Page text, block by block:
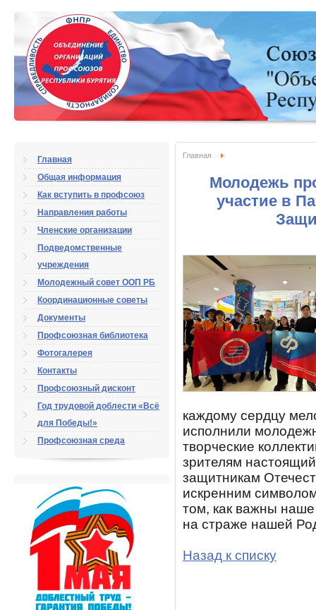
Главная
Общая информация
Как вступить в профсоюз
Направления работы
Членские организации
Подведомственные
учреждения
Молодежный совет ООП РБ
Координационные советы
Документы
Профсоюзная библиотека
Фотогалерея
Контакты
Профсоюзный дисконт
Год трудовой доблести «Всё
для Победы!»
Профсоюзная среда
Главная
Молодежь
участие в
каждому сердцу
исполнили
творческие
зрителям
защитникам
искренним
том, как важны наше
на страже нашей
Назад к списку